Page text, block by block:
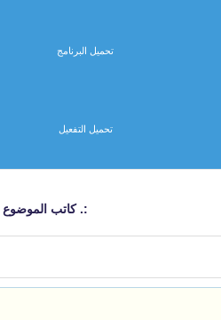
تحميل البرنامج
تحميل التفعيل
:. كاتب الموضوع